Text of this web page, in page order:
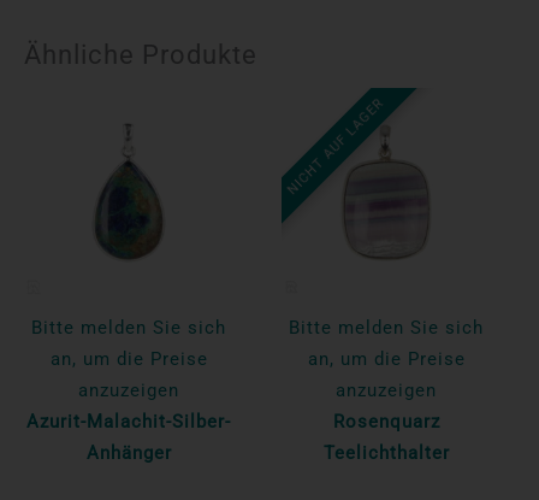
Ähnliche Produkte
Bitte melden Sie sich
an, um die Preise
anzuzeigen
Azurit-Malachit-Silber-
Anhänger
NICHT AUF LAGER
Bitte melden Sie sich
an, um die Preise
anzuzeigen
Rosenquarz
Teelichthalter